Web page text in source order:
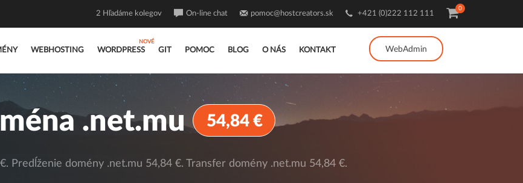
WEBHOSTING WORDPRESS GIT POMOC BLOG O NÁS KONTAKT WebAdmin
2 Hľadáme kolegov On-line chat pomoc@hostcreators.sk +421 (0)222 112 111
0
.net.mu 54,84 €
Predĺženie domény .net.mu 54,84 €. Transfer domény .net.mu 54,84 €.